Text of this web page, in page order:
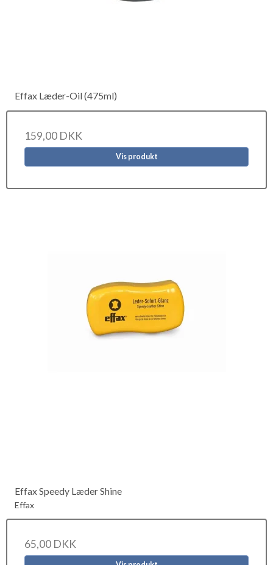
Effax Læder-Oil (475ml)
159,00 DKK
Vis produkt
Effax Speedy Læder Shine
Effax
65,00 DKK